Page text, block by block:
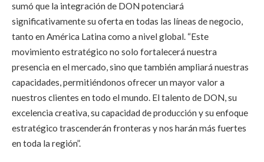
sumó que la integración de DON potenciará
significativamente su oferta en todas las líneas de negocio,
tanto en América Latina como a nivel global. “Este
movimiento estratégico no solo fortalecerá nuestra
presencia en el mercado, sino que también ampliará nuestras
capacidades, permitiéndonos ofrecer un mayor valor a
nuestros clientes en todo el mundo. El talento de DON, su
excelencia creativa, su capacidad de producción y su enfoque
estratégico trascenderán fronteras y nos harán más fuertes
en toda la región”.